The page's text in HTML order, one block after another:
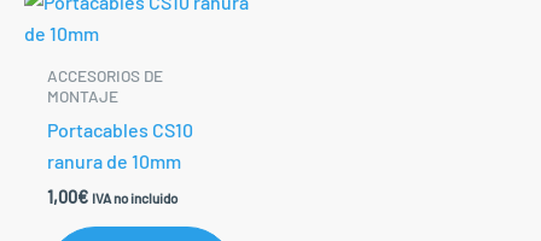
ACCESORIOS DE
MONTAJE
Portacables CS10
ranura de 10mm
1,00€ IVA no incluido